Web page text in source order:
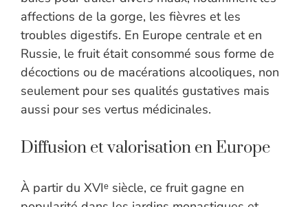
affections de la gorge, les fièvres et les
troubles digestifs. En Europe centrale et en
Russie, le fruit était consommé sous forme de
décoctions ou de macérations alcooliques, non
seulement pour ses qualités gustatives mais
aussi pour ses vertus médicinales.
Diffusion et valorisation en Europe
À partir du XVIᵉ siècle, ce fruit gagne en